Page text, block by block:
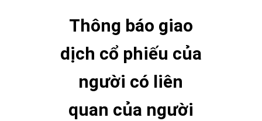
Thông báo giao
dịch cổ phiếu của
người có liên
quan của người